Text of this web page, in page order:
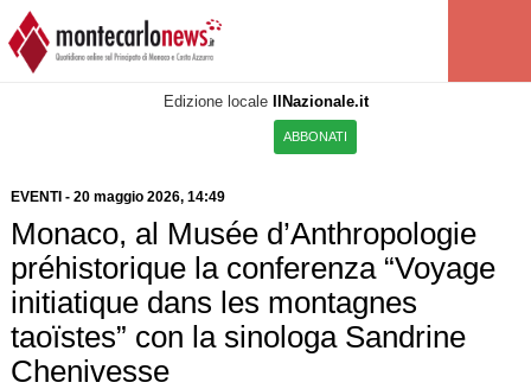
Edizione locale IlNazionale.it
ABBONATI
EVENTI - 20 maggio 2026, 14:49
Monaco, al Musée d’Anthropologie
préhistorique la conferenza “Voyage
initiatique dans les montagnes
taoïstes” con la sinologa Sandrine
Chenivesse